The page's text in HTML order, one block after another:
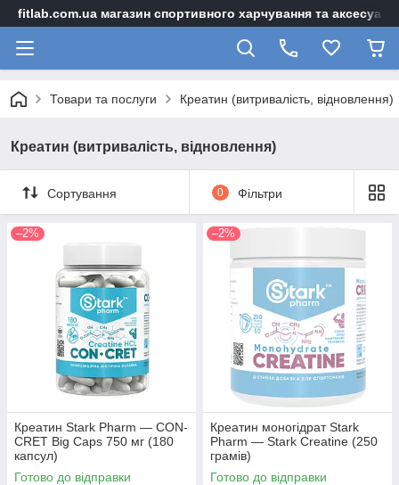
fitlab.com.ua магазин спортивного харчування та
Товари та послуги Креатин (витривалість, відновлення)
Креатин (витривалість, відновлення)
Сортування 0 Фільтри
–2%
Креатин Stark Pharm — CON-
CRET Big Caps 750 мг (180
капсул)
Готово до відправки
–2%
Креатин моногідрат Stark
Pharm — Stark Creatine (250
грамів)
Готово до відправки